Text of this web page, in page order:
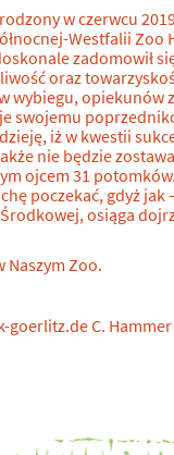
w czerwcu
Westfalii Zoo
zadomowił
oraz
wybiegu, opiekunów
swojemu
iż w kwestii
nie będzie
ojcem 31
poczekać, gdyż jak
osiąga
Naszym Zoo.
goerlitz.de C. Hammer